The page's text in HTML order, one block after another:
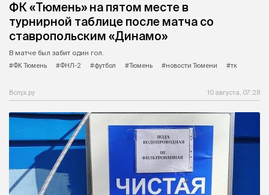
ФК «Тюмень» на пятом месте в
турнирной таблице после матча со
ставропольским «Динамо»
В матче был забит один гол.
#ФК Тюмень
#ФНЛ-2 #футбол #Тюмень #новости Тюмени #тк
Вслух.ру 10 августа, 07:28